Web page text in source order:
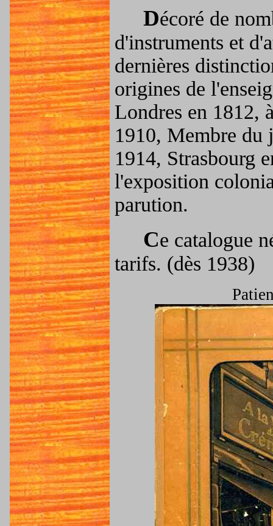
Décoré de
d'instruments et
dernières
origines de
Londres en 1812,
1910, Membre du
1914, Strasbourg
l'exposition
parution.
Ce catalogue
tarifs. (dès 1938)